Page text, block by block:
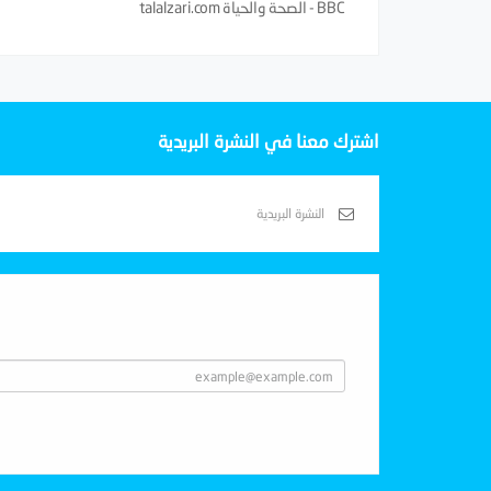
BBC - الصحة والحياة talalzari.com
اشترك معنا في النشرة البريدية